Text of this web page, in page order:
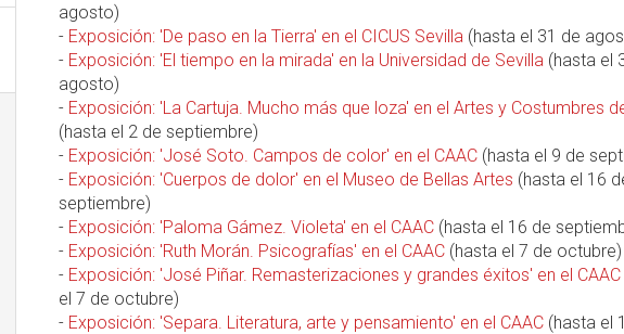
agosto)
- Exposición: 'De paso en la Tierra' en el CICUS Sevilla (hasta el 31 de
- Exposición: 'El tiempo en la mirada' en la Universidad de Sevilla (hasta el
agosto)
- Exposición: 'La Cartuja. Mucho más que loza' en el Artes y Costumbres
(hasta el 2 de septiembre)
- Exposición: 'José Soto. Campos de color' en el CAAC (hasta el 9 de
- Exposición: 'Cuerpos de dolor' en el Museo de Bellas Artes (hasta el 16
septiembre)
- Exposición: 'Paloma Gámez. Violeta' en el CAAC (hasta el 16 de
- Exposición: 'Ruth Morán. Psicografías' en el CAAC (hasta el 7 de octubre)
- Exposición: 'José Piñar. Remasterizaciones y grandes éxitos' en el CAAC
el 7 de octubre)
- Exposición: 'Separa. Literatura, arte y pensamiento' en el CAAC (hasta el